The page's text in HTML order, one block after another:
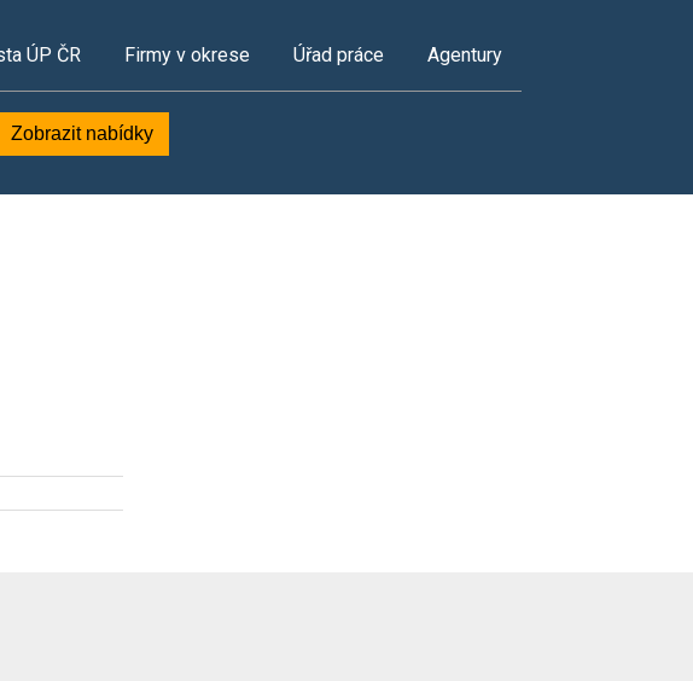
ÚP ČR Firmy v okrese Úřad práce Agentury
Zobrazit nabídky